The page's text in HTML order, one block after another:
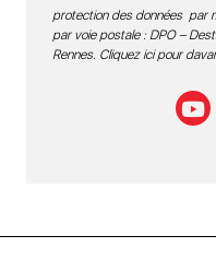
protection des données par
par voie postale : DPO –
Rennes. Cliquez ici pour